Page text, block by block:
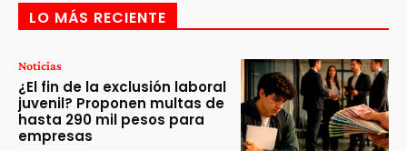
LO MÁS RECIENTE
Noticias
¿El fin de la exclusión laboral
juvenil? Proponen multas de
hasta 290 mil pesos para
empresas